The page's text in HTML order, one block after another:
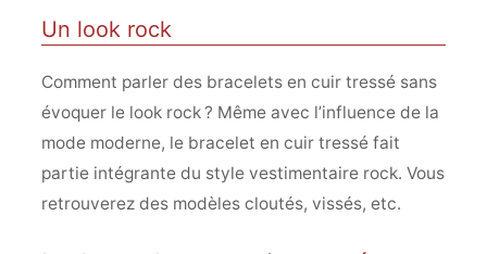
Un look rock
Comment parler des bracelets en cuir tressé sans
évoquer le look rock ? Même avec l’influence de la
mode moderne, le bracelet en cuir tressé fait
partie intégrante du style vestimentaire rock. Vous
retrouverez des modèles cloutés, vissés, etc.